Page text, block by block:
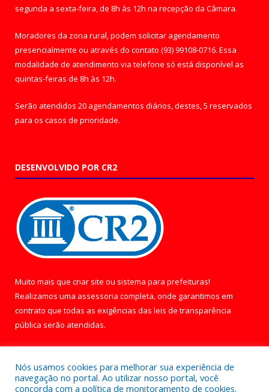
segunda a sexta-feira, de 8h às 12h na recepção da Câmara.
Moradores da zona rural, podem solicitar agendamento
presencialmente ou através do contato (93) 99108-0716. Essa
modalidade de atendimento via telefone só está disponível as
quintas-feiras de 8h às 12h.
Serão atendidos 20 agendamentos diários, destes, 5 reservados
para os casos de prioridade.
DESENVOLVIDO POR CR2
Muito mais que criar site ou sistema para prefeituras!
Realizamos uma assessoria completa, onde garantimos em
contrato que todas as exigências das leis de transparência
pública serão atendidas.
Nós usamos cookies para melhorar sua experiência de
navegação no portal. Ao utilizar nosso portal, você
concorda com a política de monitoramento de cookies.